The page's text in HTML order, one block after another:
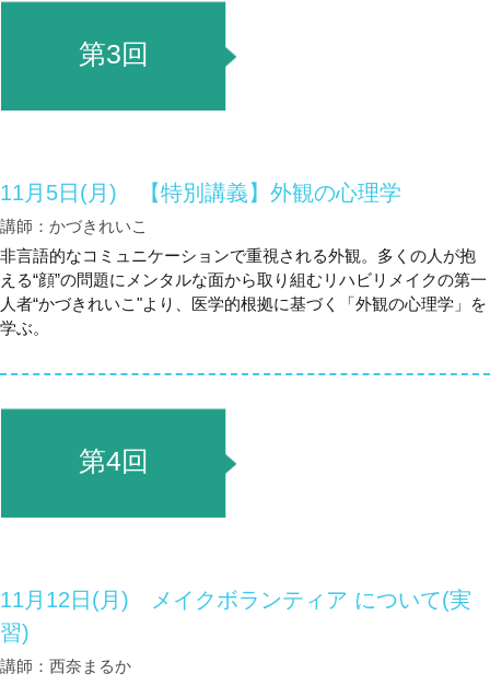
第3回
11月5日(月) 【特別講義】外観の心理学
講師：かづきれいこ
非言語的なコミュニケーションで重視される外観。多くの人が抱
える“顔”の問題にメンタルな面から取り組むリハビリメイクの第一
人者“かづきれいこ"より、医学的根拠に基づく「外観の心理学」を
学ぶ。
第4回
11月12日(月) メイクボランティア について(実
習)
講師：西奈まるか